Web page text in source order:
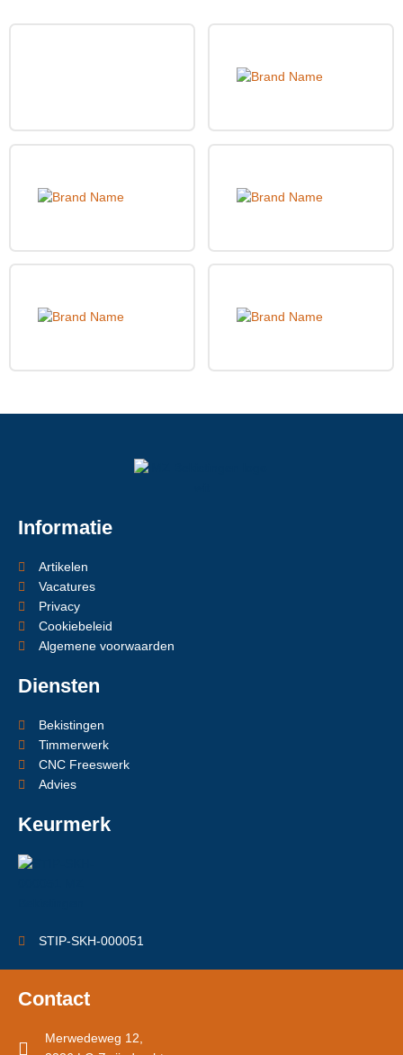
Informatie
Artikelen
Vacatures
Privacy
Cookiebeleid
Algemene voorwaarden
Diensten
Bekistingen
Timmerwerk
CNC Freeswerk
Advies
Keurmerk
STIP-SKH-000051
Contact
Merwedeweg 12,